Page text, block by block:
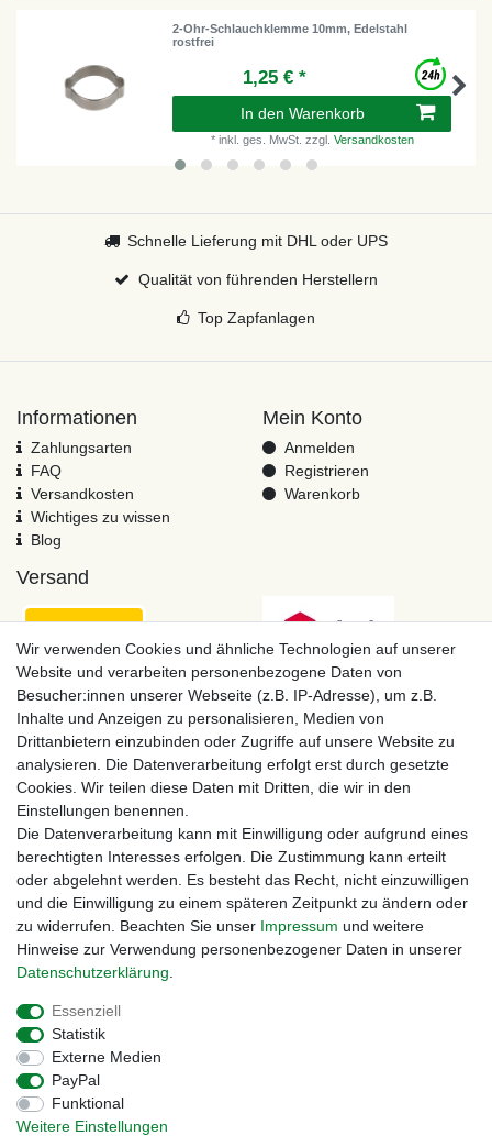
2-Ohr-Schlauchklemme 10mm, Edelstahl
rostfrei
1,25 € *
In den Warenkorb
* inkl. ges. MwSt. zzgl. Versandkosten
Schnelle Lieferung mit DHL oder UPS
Qualität von führenden Herstellern
Top Zapfanlagen
Informationen
Zahlungsarten
FAQ
Versandkosten
Wichtiges zu wissen
Blog
Mein Konto
Anmelden
Registrieren
Warenkorb
Versand
Zahlungsmöglichkeiten
Impressum
Wir verwenden Cookies und ähnliche Technologien auf unserer
Website und verarbeiten personenbezogene Daten von
Besucher:innen unserer Webseite (z.B. IP-Adresse), um z.B.
Inhalte und Anzeigen zu personalisieren, Medien von
Drittanbietern einzubinden oder Zugriffe auf unsere Website zu
analysieren. Die Datenverarbeitung erfolgt erst durch gesetzte
Cookies. Wir teilen diese Daten mit Dritten, die wir in den
Einstellungen benennen.
Die Datenverarbeitung kann mit Einwilligung oder aufgrund eines
berechtigten Interesses erfolgen. Die Zustimmung kann erteilt
oder abgelehnt werden. Es besteht das Recht, nicht einzuwilligen
und die Einwilligung zu einem späteren Zeitpunkt zu ändern oder
zu widerrufen. Beachten Sie unser Impressum und weitere
Hinweise zur Verwendung personenbezogener Daten in unserer
Daten­schutz­erklärung
Essenziell
Statistik
Externe Medien
PayPal
Funktional
Weitere Einstellungen